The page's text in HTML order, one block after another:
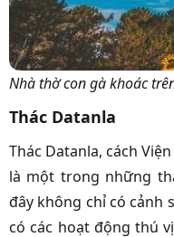
Nhà thờ con gà khoác
Thác Datanla
Thác Datanla, cách
là một trong những
đây không chỉ có cảnh
có các hoạt động thú